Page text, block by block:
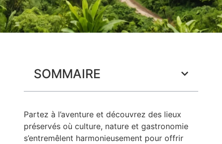
SOMMAIRE
Partez à l’aventure et découvrez des lieux
préservés où culture, nature et gastronomie
s’entremêlent harmonieusement pour offrir